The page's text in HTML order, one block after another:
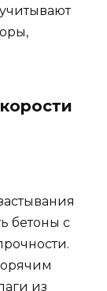
бетоны с
из